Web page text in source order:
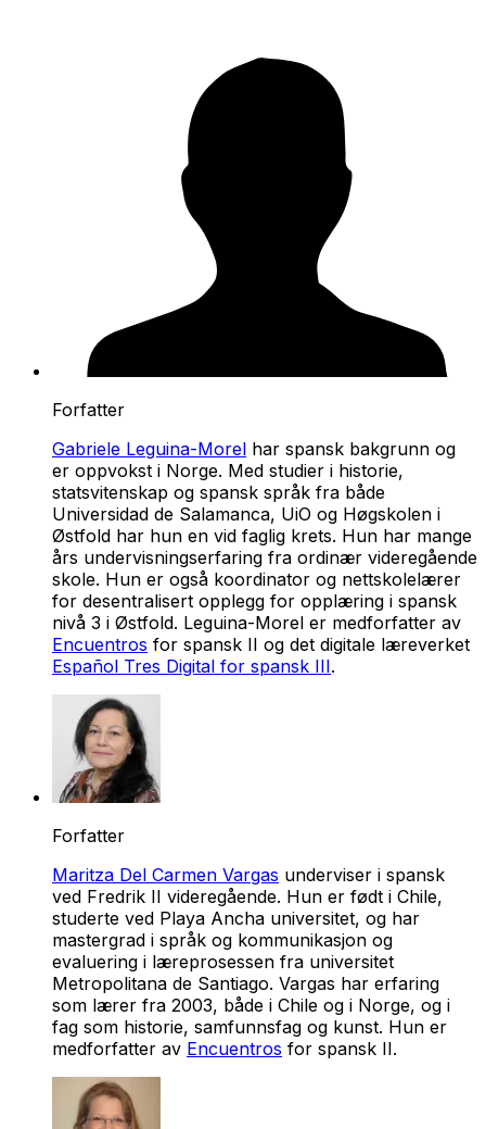
Forfatter
Gabriele Leguina-Morel har spansk bakgrunn og
er oppvokst i Norge. Med studier i historie,
statsvitenskap og spansk språk fra både
Universidad de Salamanca, UiO og Høgskolen i
Østfold har hun en vid faglig krets. Hun har mange
års undervisningserfaring fra ordinær videregående
skole. Hun er også koordinator og nettskolelærer
for desentralisert opplegg for opplæring i spansk
nivå 3 i Østfold. Leguina-Morel er medforfatter av
Encuentros for spansk II og det digitale læreverket
Español Tres Digital for spansk III.
Forfatter
Maritza Del Carmen Vargas underviser i spansk
ved Fredrik II videregående. Hun er født i Chile,
studerte ved Playa Ancha universitet, og har
mastergrad i språk og kommunikasjon og
evaluering i læreprosessen fra universitet
Metropolitana de Santiago. Vargas har erfaring
som lærer fra 2003, både i Chile og i Norge, og i
fag som historie, samfunnsfag og kunst. Hun er
medforfatter av Encuentros for spansk II.